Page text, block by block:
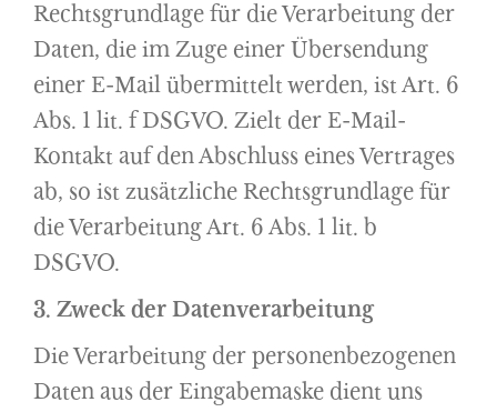
Rechtsgrundlage für die Verarbeitung der
Daten, die im Zuge einer Übersendung
einer E-Mail übermittelt werden, ist Art. 6
Abs. 1 lit. f DSGVO. Zielt der E-Mail-
Kontakt auf den Abschluss eines Vertrages
ab, so ist zusätzliche Rechtsgrundlage für
die Verarbeitung Art. 6 Abs. 1 lit. b
DSGVO.
3. Zweck der Datenverarbeitung
Die Verarbeitung der personenbezogenen
Daten aus der Eingabemaske dient uns